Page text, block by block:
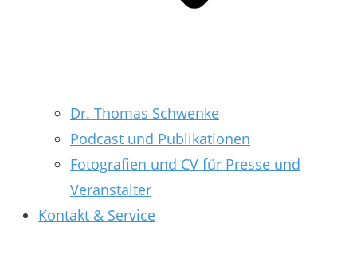
Dr. Thomas Schwenke
Podcast und Publikationen
Fotografien und CV für Presse und
Veranstalter
Kontakt & Service